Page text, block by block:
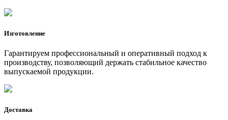
Изготовление
Гарантируем профессиональный и оперативный подход к
производству, позволяющий держать стабильное качество
выпускаемой продукции.
Доставка